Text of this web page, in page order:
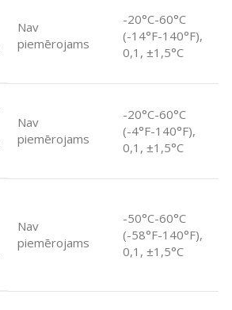
Nav
piemērojams
-20°C-60°C
(-14°F-140°F),
0,1, ±1,5°C
Nav
piemērojams
-20°C-60°C
(-4°F-140°F),
0,1, ±1,5°C
Nav
piemērojams
-50°C-60°C
(-58°F-140°F),
0,1, ±1,5°C